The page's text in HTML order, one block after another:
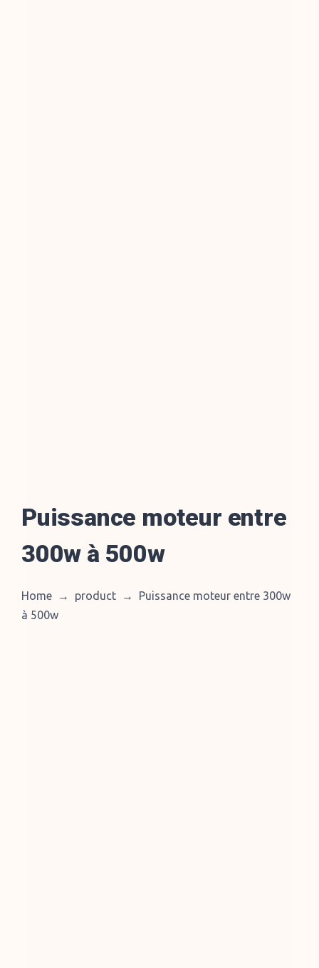
Puissance moteur entre
300w à 500w
Home → product → Puissance moteur entre 300w
à 500w